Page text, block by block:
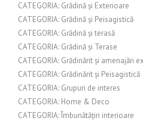
CATEGORIA: Grădină și Exterioare
CATEGORIA: Grădină și Peisagistică
CATEGORIA: Grădină și terasă
CATEGORIA: Grădină și Terase
CATEGORIA: Grădinărit și amenajări
CATEGORIA: Grădinărit și Peisagistică
CATEGORIA: Grupuri de interes
CATEGORIA: Home & Deco
CATEGORIA: Îmbunătățiri interioare